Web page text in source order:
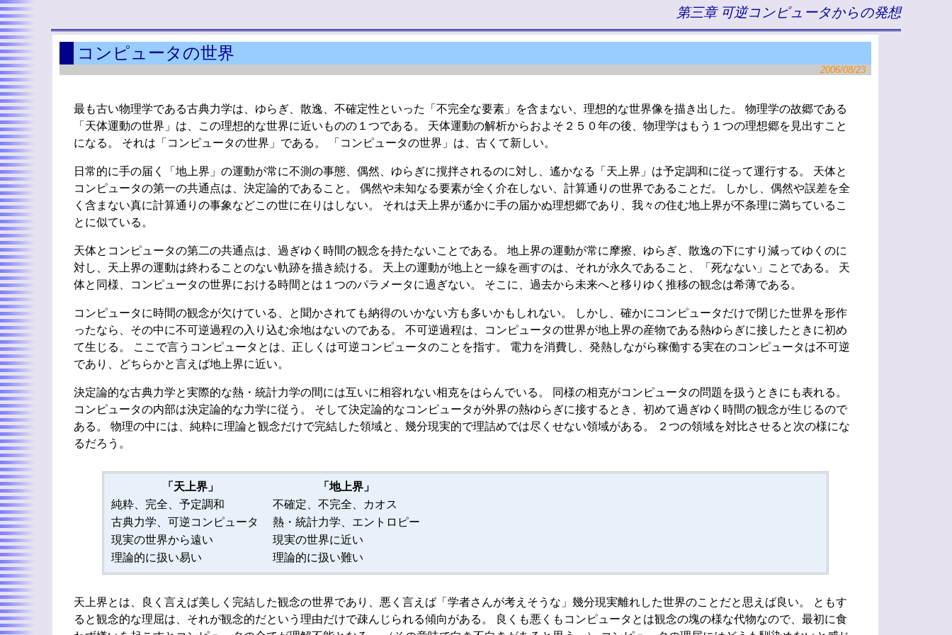
第三章 可逆コンピュータからの発想
コンピュータの世界
2006/08/23
最も古い物理学である古典力学は、ゆらぎ、散逸、不確定性といった「不完全な要素」を含まない、理想的な世界像を描き出した。 物理学の故郷である
「天体運動の世界」は、この理想的な世界に近いものの１つである。 天体運動の解析からおよそ２５０年の後、物理学はもう１つの理想郷を見出すこと
になる。 それは「コンピュータの世界」である。 「コンピュータの世界」は、古くて新しい。
日常的に手の届く「地上界」の運動が常に不測の事態、偶然、ゆらぎに撹拌されるのに対し、遙かなる「天上界」は予定調和に従って運行する。 天体と
コンピュータの第一の共通点は、決定論的であること。 偶然や未知なる要素が全く介在しない、計算通りの世界であることだ。 しかし、偶然や誤差を全
く含まない真に計算通りの事象などこの世に在りはしない。 それは天上界が遙かに手の届かぬ理想郷であり、我々の住む地上界が不条理に満ちているこ
とに似ている。
天体とコンピュータの第二の共通点は、過ぎゆく時間の観念を持たないことである。 地上界の運動が常に摩擦、ゆらぎ、散逸の下にすり減ってゆくのに
対し、天上界の運動は終わることのない軌跡を描き続ける。 天上の運動が地上と一線を画すのは、それが永久であること、「死なない」ことである。 天
体と同様、コンピュータの世界における時間とは１つのパラメータに過ぎない。 そこに、過去から未来へと移りゆく推移の観念は希薄である。
コンピュータに時間の観念が欠けている、と聞かされても納得のいかない方も多いかもしれない。 しかし、確かにコンピュータだけで閉じた世界を形作
ったなら、その中に不可逆過程の入り込む余地はないのである。 不可逆過程は、コンピュータの世界が地上界の産物である熱ゆらぎに接したときに初め
て生じる。 ここで言うコンピュータとは、正しくは可逆コンピュータのことを指す。 電力を消費し、発熱しながら稼働する実在のコンピュータは不可逆
であり、どちらかと言えば地上界に近い。
決定論的な古典力学と実際的な熱・統計力学の間には互いに相容れない相克をはらんでいる。 同様の相克がコンピュータの問題を扱うときにも表れる。
コンピュータの内部は決定論的な力学に従う。 そして決定論的なコンピュータが外界の熱ゆらぎに接するとき、初めて過ぎゆく時間の観念が生じるので
ある。 物理の中には、純粋に理論と観念だけで完結した領域と、幾分現実的で理詰めでは尽くせない領域がある。 ２つの領域を対比させると次の様にな
るだろう。
「天上界」
「地上界」
純粋、完全、予定調和
不確定、不完全、カオス
古典力学、可逆コンピュータ
熱・統計力学、エントロピー
現実の世界から遠い
現実の世界に近い
理論的に扱い易い
理論的に扱い難い
天上界とは、良く言えば美しく完結した観念の世界であり、悪く言えば「学者さんが考えそうな」幾分現実離れした世界のことだと思えば良い。 ともす
ると観念的な理屈は、それが観念的だという理由だけで疎んじられる傾向がある。 良くも悪くもコンピュータとは観念の塊の様な代物なので、最初に食